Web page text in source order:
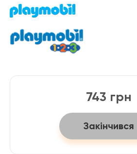
743 грн
Закінчився